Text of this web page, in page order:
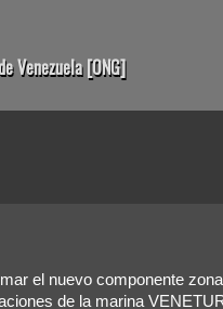
Venezuela [ONG]
el nuevo componente
de la marina